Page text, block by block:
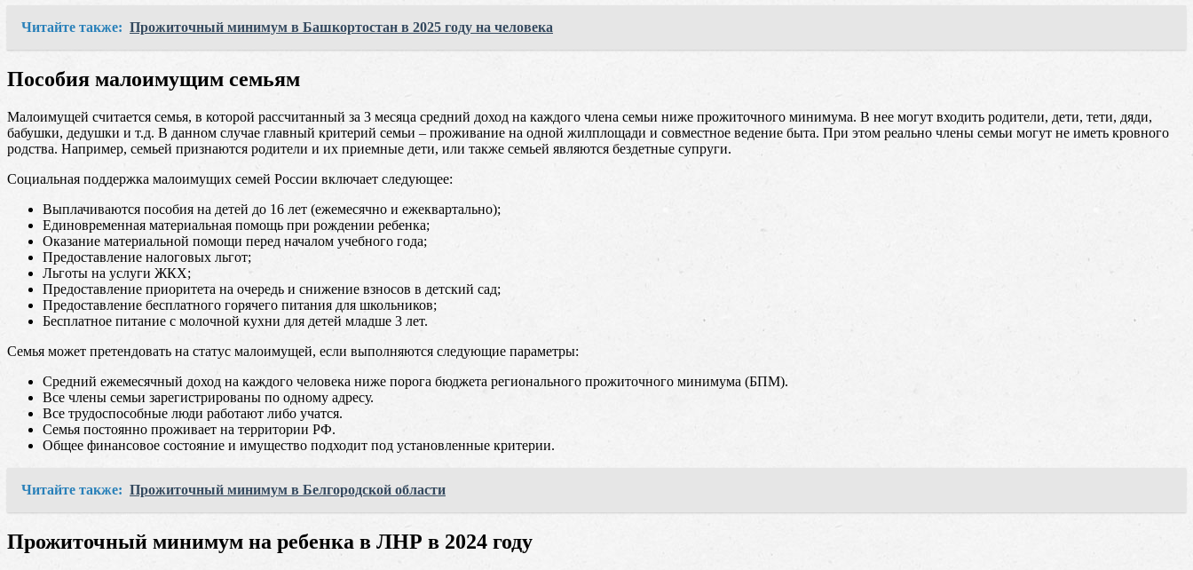
Читайте также: Прожиточный минимум в Башкортостан в 2025 году на человека
Пособия малоимущим семьям
Малоимущей считается семья, в которой рассчитанный за 3 месяца средний доход на каждого члена семьи ниже прожиточного минимума. В нее могут входить родители, дети, тети, дяди,
бабушки, дедушки и т.д. В данном случае главный критерий семьи – проживание на одной жилплощади и совместное ведение быта. При этом реально члены семьи могут не иметь кровного
родства. Например, семьей признаются родители и их приемные дети, или также семьей являются бездетные супруги.
Социальная поддержка малоимущих семей России включает следующее:
Выплачиваются пособия на детей до 16 лет (ежемесячно и ежеквартально);
Единовременная материальная помощь при рождении ребенка;
Оказание материальной помощи перед началом учебного года;
Предоставление налоговых льгот;
Льготы на услуги ЖКХ;
Предоставление приоритета на очередь и снижение взносов в детский сад;
Предоставление бесплатного горячего питания для школьников;
Бесплатное питание с молочной кухни для детей младше 3 лет.
Семья может претендовать на статус малоимущей, если выполняются следующие параметры:
Средний ежемесячный доход на каждого человека ниже порога бюджета регионального прожиточного минимума (БПМ).
Все члены семьи зарегистрированы по одному адресу.
Все трудоспособные люди работают либо учатся.
Семья постоянно проживает на территории РФ.
Общее финансовое состояние и имущество подходит под установленные критерии.
Читайте также: Прожиточный минимум в Белгородской области
Прожиточный минимум на ребенка в ЛНР в 2024 году